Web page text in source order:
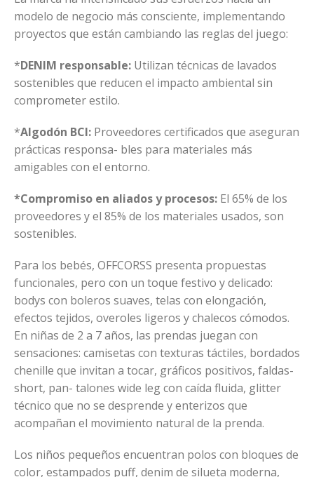
modelo de negocio más consciente, implementando
proyectos que están cambiando las reglas del juego:
*DENIM responsable: Utilizan técnicas de lavados
sostenibles que reducen el impacto ambiental sin
comprometer estilo.
*Algodón BCI: Proveedores certificados que aseguran
prácticas responsa- bles para materiales más
amigables con el entorno.
*Compromiso en aliados y procesos: El 65% de los
proveedores y el 85% de los materiales usados, son
sostenibles.
Para los bebés, OFFCORSS presenta propuestas
funcionales, pero con un toque festivo y delicado:
bodys con boleros suaves, telas con elongación,
efectos tejidos, overoles ligeros y chalecos cómodos.
En niñas de 2 a 7 años, las prendas juegan con
sensaciones: camisetas con texturas táctiles, bordados
chenille que invitan a tocar, gráficos positivos, faldas-
short, pan- talones wide leg con caída fluida, glitter
técnico que no se desprende y enterizos que
acompañan el movimiento natural de la prenda.
Los niños pequeños encuentran polos con bloques de
color, estampados puff, denim de silueta moderna,